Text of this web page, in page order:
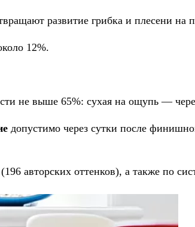
развитие грибка и плесени на
12%.
не выше 65%: сухая на ощупь —
допустимо через сутки после
авторских оттенков), а также по